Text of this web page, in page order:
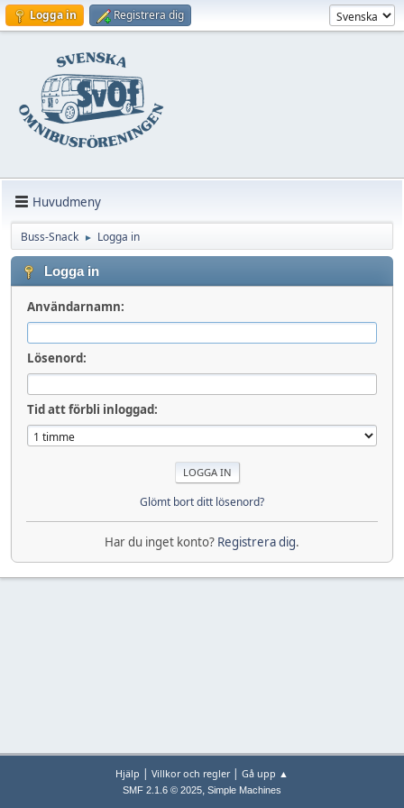
Logga in Registrera dig
Huvudmeny
Buss-Snack ► Logga in
Logga in
Användarnamn:
Lösenord:
Tid att förbli inloggad:
Glömt bort ditt lösenord?
Har du inget konto? Registrera dig.
Hjälp | Villkor och regler| Gå upp ▲
SMF 2.1.6 © 2025, Simple Machines